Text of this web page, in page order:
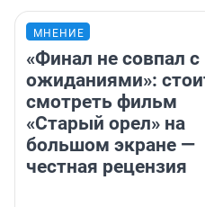
МНЕНИЕ
«Финал не совпал с
ожиданиями»:
смотреть фильм
«Старый орел» на
большом экране —
честная рецензия